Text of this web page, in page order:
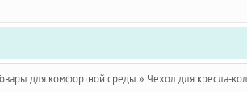
для комфортной среды » Чехол для кресла-